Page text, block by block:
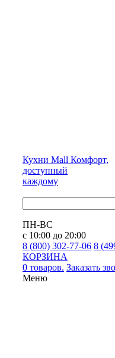
Кухни Mall Комфорт,
доступный
каждому
ПН-ВС
с 10:00 до 20:00
8 (800) 302-77-06 8
КОРЗИНА
0 товаров. Заказать
Меню